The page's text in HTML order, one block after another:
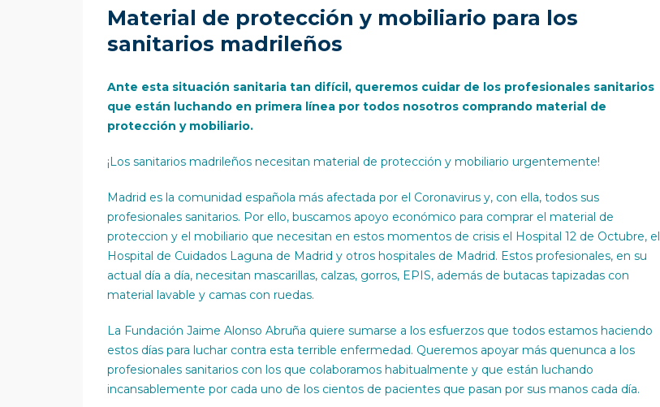
Material de protección y mobiliario para los
sanitarios madrileños
Ante esta situación sanitaria tan difícil, queremos cuidar de los profesionales sanitarios
que están luchando en primera línea por todos nosotros comprando material de
protección y mobiliario.
¡Los sanitarios madrileños necesitan material de protección y mobiliario urgentemente!
Madrid es la comunidad española más afectada por el Coronavirus y, con ella, todos sus
profesionales sanitarios. Por ello, buscamos apoyo económico para comprar el material de
proteccion y el mobiliario que necesitan en estos momentos de crisis el Hospital 12 de Octubre, el
Hospital de Cuidados Laguna de Madrid y otros hospitales de Madrid. Estos profesionales, en su
actual día a día, necesitan mascarillas, calzas, gorros, EPIS, además de butacas tapizadas con
material lavable y camas con ruedas.
La Fundación Jaime Alonso Abruña quiere sumarse a los esfuerzos que todos estamos haciendo
estos días para luchar contra esta terrible enfermedad. Queremos apoyar más quenunca a los
profesionales sanitarios con los que colaboramos habitualmente y que están luchando
incansablemente por cada uno de los cientos de pacientes que pasan por sus manos cada día.